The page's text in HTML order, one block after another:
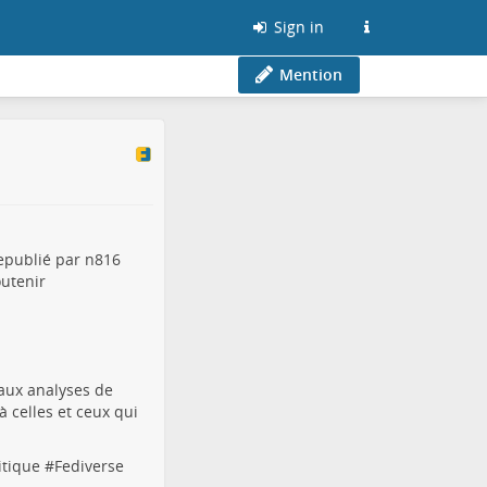
Sign in
Mention
par n816
analyses de
celles et ceux qui
#Fediverse